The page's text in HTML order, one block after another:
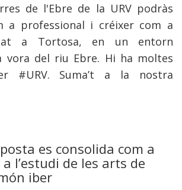
de l'Ebre de la URV podràs
a professional i créixer com a
a Tortosa, en un entorn
vora del riu Ebre. Hi ha moltes
#URV. Suma’t a la nostra
es consolida com a
l’estudi de les arts de
iber